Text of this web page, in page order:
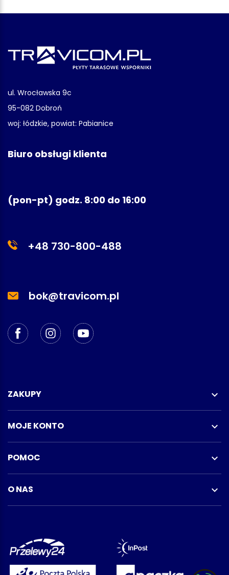
ul. Wrocławska 9c
95-082 Dobroń
woj: łódzkie, powiat: Pabianice
Biuro obsługi klienta
(pon-pt) godz. 8:00 do 16:00
+48 730-800-488
bok@travicom.pl
ZAKUPY 
MOJE KONTO 
POMOC 
O NAS 